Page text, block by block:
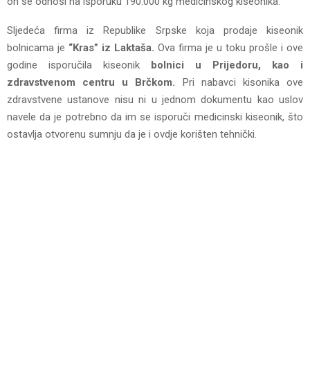
Sljedeća firma iz Republike Srpske koja prodaje kiseonik
bolnicama je “Kras” iz Laktaša. Ova firma je u toku prošle i ove
godine isporučila kiseonik bolnici u Prijedoru, kao i
zdravstvenom centru u Brčkom. Pri nabavci kisonika ove
zdravstvene ustanove nisu ni u jednom dokumentu kao uslov
navele da je potrebno da im se isporuči medicinski kiseonik, što
ostavlja otvorenu sumnju da je i ovdje korišten tehnički.